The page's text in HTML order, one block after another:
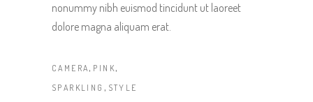
nonummy nibh euismod tincidunt ut laoreet
dolore magna aliquam erat.
CAMERA, PINK,
SPARKLING , STYLE